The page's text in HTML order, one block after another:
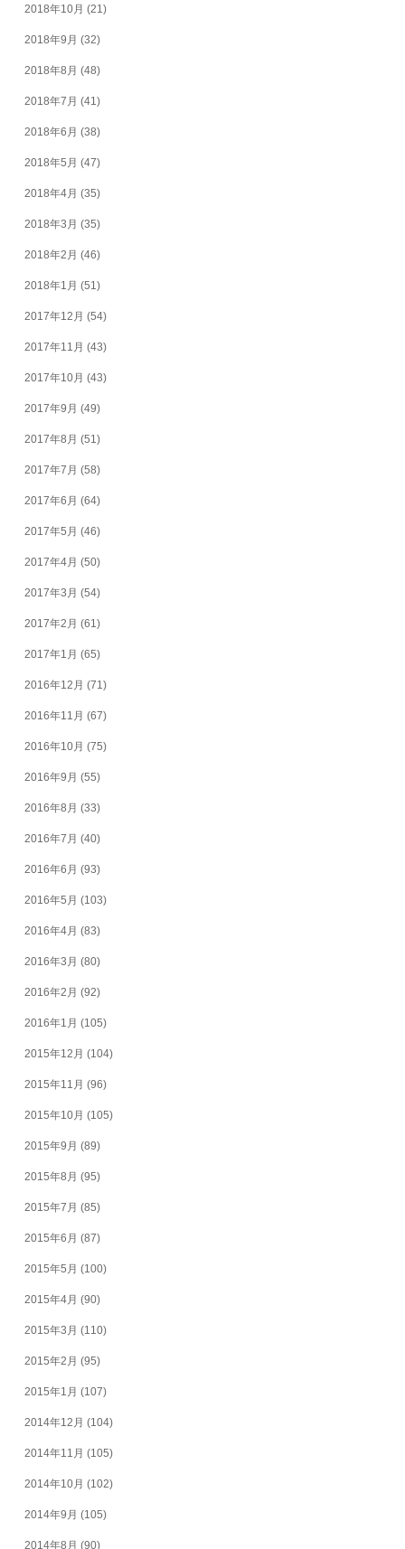
2018年10月 (21)
2018年9月 (32)
2018年8月 (48)
2018年7月 (41)
2018年6月 (38)
2018年5月 (47)
2018年4月 (35)
2018年3月 (35)
2018年2月 (46)
2018年1月 (51)
2017年12月 (54)
2017年11月 (43)
2017年10月 (43)
2017年9月 (49)
2017年8月 (51)
2017年7月 (58)
2017年6月 (64)
2017年5月 (46)
2017年4月 (50)
2017年3月 (54)
2017年2月 (61)
2017年1月 (65)
2016年12月 (71)
2016年11月 (67)
2016年10月 (75)
2016年9月 (55)
2016年8月 (33)
2016年7月 (40)
2016年6月 (93)
2016年5月 (103)
2016年4月 (83)
2016年3月 (80)
2016年2月 (92)
2016年1月 (105)
2015年12月 (104)
2015年11月 (96)
2015年10月 (105)
2015年9月 (89)
2015年8月 (95)
2015年7月 (85)
2015年6月 (87)
2015年5月 (100)
2015年4月 (90)
2015年3月 (110)
2015年2月 (95)
2015年1月 (107)
2014年12月 (104)
2014年11月 (105)
2014年10月 (102)
2014年9月 (105)
2014年8月 (90)